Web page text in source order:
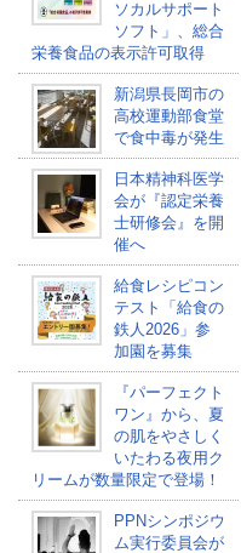
ソカルサポート
ソフト」、総合
栄養食品の表示許可取得
新潟県長岡市の
高校運動部食堂
で食中毒が発生
日本精神科医学
会が『認定栄養
士研修会』を開
催へ
給食レシピコン
テスト「給食の
鉄人2026」参
加園を募集
『パーフェクト
ワン』から、夏
の肌をやさしく
いたわる夜用ク
リームが数量限定で登場！
PPNシンポジウ
ム実行委員会が